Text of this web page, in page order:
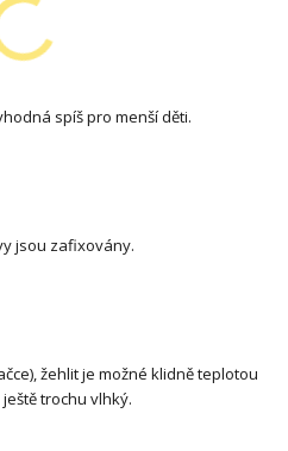
spíš pro menší děti.
jsou zafixovány.
žehlit je možné klidně teplotou
trochu vlhký.